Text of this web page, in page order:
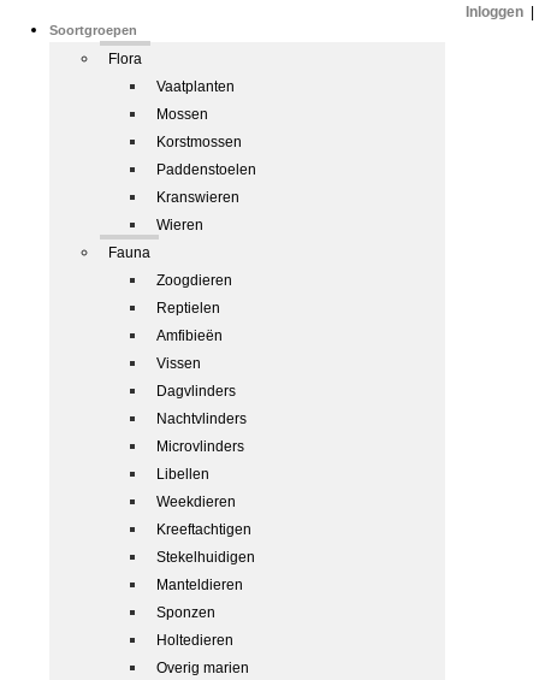
Soortgroepen
Flora
Vaatplanten
Mossen
Korstmossen
Paddenstoelen
Kranswieren
Wieren
Fauna
Zoogdieren
Reptielen
Amfibieën
Vissen
Dagvlinders
Nachtvlinders
Microvlinders
Libellen
Weekdieren
Kreeftachtigen
Stekelhuidigen
Manteldieren
Sponzen
Holtedieren
Overig marien
Inloggen